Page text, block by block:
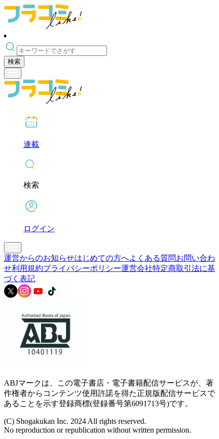
検索
連載
検索
ログイン
運営からのお知らせはじめての方へよくある質問お問い合わ
せ利用規約プライバシーポリシー運営会社特定商取引法に基
づく表記
ABJマークは、この電子書店・電子書籍配信サービスが、著
作権者からコンテンツ使用許諾を得た正規版配信サービスで
あることを示す登録商標(登録番号第6091713号)です。
(C) Shogakukan Inc. 2024 All rights reserved.
No reproduction or republication without written permission.